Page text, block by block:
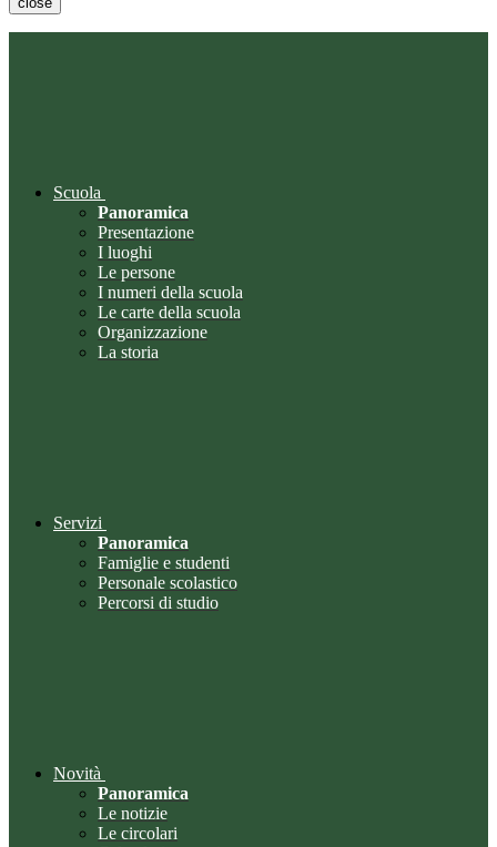
Scuola
Panoramica
Presentazione
I luoghi
Le persone
I numeri della scuola
Le carte della scuola
Organizzazione
La storia
Servizi
Panoramica
Famiglie e studenti
Personale scolastico
Percorsi di studio
Novità
Panoramica
Le notizie
Le circolari